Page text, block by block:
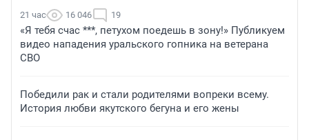
21 час 16 046 19
«Я тебя счас ***, петухом поедешь в зону!» Публикуем
видео нападения уральского гопника на ветерана
СВО
Победили рак и стали родителями вопреки всему.
История любви якутского бегуна и его жены